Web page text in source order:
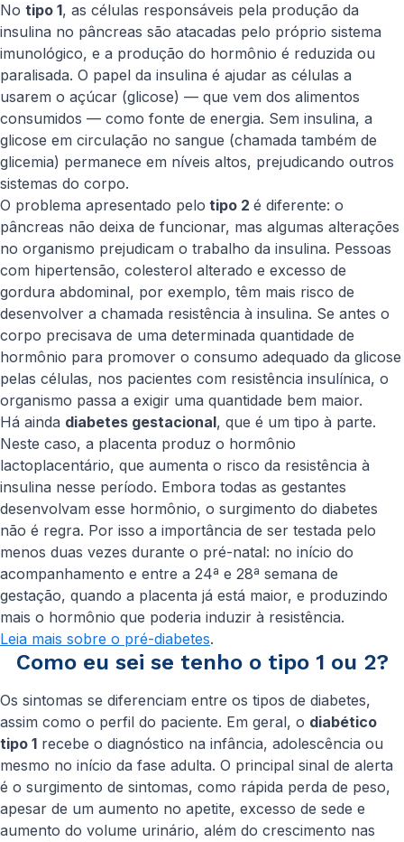
No tipo 1, as células responsáveis pela produção da
insulina no pâncreas são atacadas pelo próprio sistema
imunológico, e a produção do hormônio é reduzida ou
paralisada. O papel da insulina é ajudar as células a
usarem o açúcar (glicose) — que vem dos alimentos
consumidos — como fonte de energia. Sem insulina, a
glicose em circulação no sangue (chamada também de
glicemia) permanece em níveis altos, prejudicando outros
sistemas do corpo.
O problema apresentado pelo tipo 2 é diferente: o
pâncreas não deixa de funcionar, mas algumas alterações
no organismo prejudicam o trabalho da insulina. Pessoas
com hipertensão, colesterol alterado e excesso de
gordura abdominal, por exemplo, têm mais risco de
desenvolver a chamada resistência à insulina. Se antes o
corpo precisava de uma determinada quantidade de
hormônio para promover o consumo adequado da glicose
pelas células, nos pacientes com resistência insulínica, o
organismo passa a exigir uma quantidade bem maior.
Há ainda diabetes gestacional, que é um tipo à parte.
Neste caso, a placenta produz o hormônio
lactoplacentário, que aumenta o risco da resistência à
insulina nesse período. Embora todas as gestantes
desenvolvam esse hormônio, o surgimento do diabetes
não é regra. Por isso a importância de ser testada pelo
menos duas vezes durante o pré-natal: no início do
acompanhamento e entre a 24ª e 28ª semana de
gestação, quando a placenta já está maior, e produzindo
mais o hormônio que poderia induzir à resistência.
Leia mais sobre o pré-diabetes.
Como eu sei se tenho o tipo 1 ou 2?
Os sintomas se diferenciam entre os tipos de diabetes,
assim como o perfil do paciente. Em geral, o diabético
tipo 1 recebe o diagnóstico na infância, adolescência ou
mesmo no início da fase adulta. O principal sinal de alerta
é o surgimento de sintomas, como rápida perda de peso,
apesar de um aumento no apetite, excesso de sede e
aumento do volume urinário, além do crescimento nas